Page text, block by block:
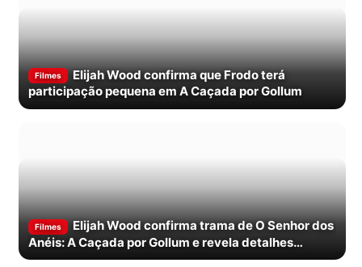
Filmes
Elijah Wood confirma que Frodo terá
participação pequena em A Caçada por Gollum
Filmes
Elijah Wood confirma trama de O Senhor dos
Anéis: A Caçada por Gollum e revela detalhes
inéditos